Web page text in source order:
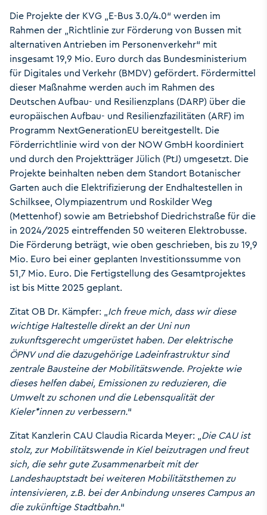
Die Projekte der KVG „E-Bus 3.0/4.0“ werden im
Rahmen der „Richtlinie zur Förderung von Bussen mit
alternativen Antrieben im Personenverkehr“ mit
insgesamt 19,9 Mio. Euro durch das Bundesministerium
für Digitales und Verkehr (BMDV) gefördert. Fördermittel
dieser Maßnahme werden auch im Rahmen des
Deutschen Aufbau- und Resilienzplans (DARP) über die
europäischen Aufbau- und Resilienzfazilitäten (ARF) im
Programm NextGenerationEU bereitgestellt. Die
Förderrichtlinie wird von der NOW GmbH koordiniert
und durch den Projektträger Jülich (PtJ) umgesetzt. Die
Projekte beinhalten neben dem Standort Botanischer
Garten auch die Elektrifizierung der Endhaltestellen in
Schilksee, Olympiazentrum und Roskilder Weg
(Mettenhof) sowie am Betriebshof Diedrichstraße für die
in 2024/2025 eintreffenden 50 weiteren Elektrobusse.
Die Förderung beträgt, wie oben geschrieben, bis zu 19,9
Mio. Euro bei einer geplanten Investitionssumme von
51,7 Mio. Euro. Die Fertigstellung des Gesamtprojektes
ist bis Mitte 2025 geplant.
Zitat OB Dr. Kämpfer: „Ich freue mich, dass wir diese
wichtige Haltestelle direkt an der Uni nun
zukunftsgerecht umgerüstet haben. Der elektrische
ÖPNV und die dazugehörige Ladeinfrastruktur sind
zentrale Bausteine der Mobilitätswende. Projekte wie
dieses helfen dabei, Emissionen zu reduzieren, die
Umwelt zu schonen und die Lebensqualität der
Kieler*innen zu verbessern.“
Zitat Kanzlerin CAU Claudia Ricarda Meyer: „Die CAU ist
stolz, zur Mobilitätswende in Kiel beizutragen und freut
sich, die sehr gute Zusammenarbeit mit der
Landeshauptstadt bei weiteren Mobilitätsthemen zu
intensivieren, z.B. bei der Anbindung unseres Campus an
die zukünftige Stadtbahn.“